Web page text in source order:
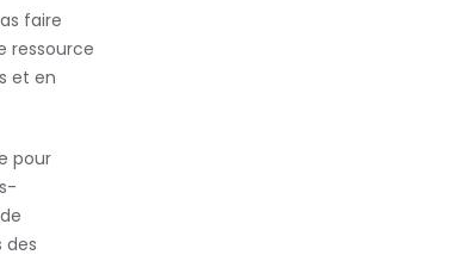
faire
ressource
et en
pour
des